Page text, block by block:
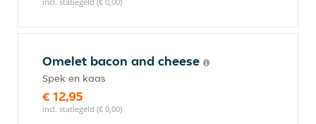
Omelet bacon and cheese
Spek en kaas
€ 12,95
incl. statiegeld (€ 0,00)